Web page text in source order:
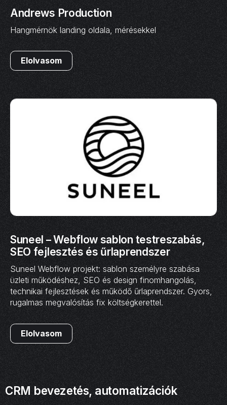
Andrews Production
Hangmérnök landing oldala, mérésekkel
Elolvasom
Suneel – Webflow sablon testreszabás,
SEO fejlesztés és űrlaprendszer
Suneel Webflow projekt: sablon személyre szabása
üzleti működéshez, SEO és design finomhangolás,
technikai fejlesztések és működő űrlaprendszer. Gyors,
rugalmas megvalósítás fix költségkerettel.
Elolvasom
CRM bevezetés, automatizációk